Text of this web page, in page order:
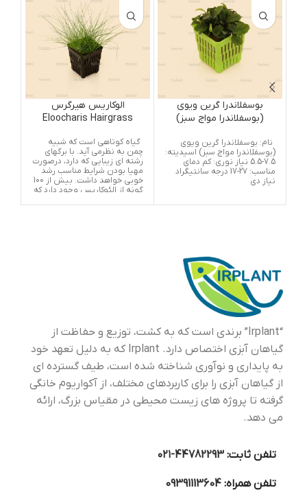
بوسفلاندرا گرین ویوی
(بوسفلاندرا مواج سبز)
Wavy
نام: بوسفلاندرا گرین ویوی
(بوسفلاندرا مواج سبز) اسیدیته:
7.5-5.5 نیاز نوری: کم دمای
مناسب: 27-17 درجه سانتیگراد
نیاز دی
الوکاریس هیرگرس
Eloocharis Hairgrass
گیاه کوتاهی است که شبیه
چمن به نظرمی آید. با برگهای
رشته ای زیبایی که دارد، درصورت
مهیا بودن شرایط مناسب رشد
خوبی خواهد داشت. بیش از 100
گونه از الئوکاریس وجود دارد که
است.
“Irplant” برندی است که به کشت، توزیع و حفاظت از
گیاهان آبزی اختصاص دارد. Irplant که به دلیل تعهد خود
به پایداری و نوآوری شناخته شده است، طیف گسترده ای
از گیاهان آبزی را برای کاربردهای مختلف، از آکواریوم خانگی
گرفته تا پروژه های زیست محیطی در مقیاس بزرگ، ارائه
می دهد.
تلفن ثابت:44782293-۰۲۱
تلفن همراه:09391113604